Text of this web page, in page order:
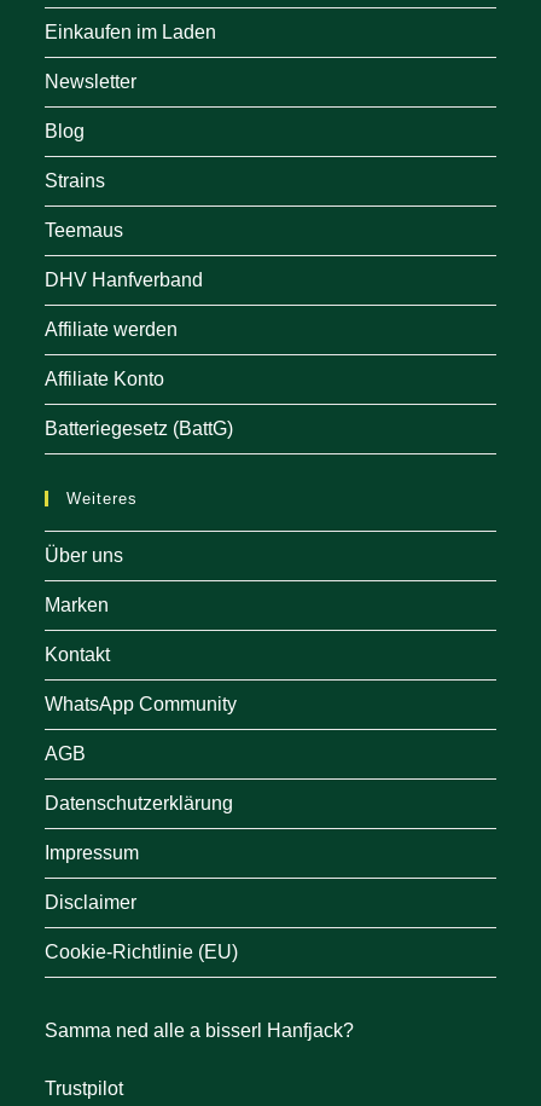
Einkaufen im Laden
Newsletter
Blog
Strains
Teemaus
DHV Hanfverband
Affiliate werden
Affiliate Konto
Batteriegesetz (BattG)
Weiteres
Über uns
Marken
Kontakt
WhatsApp Community
AGB
Datenschutzerklärung
Impressum
Disclaimer
Cookie-Richtlinie (EU)
Samma ned alle a bisserl Hanfjack?
Trustpilot